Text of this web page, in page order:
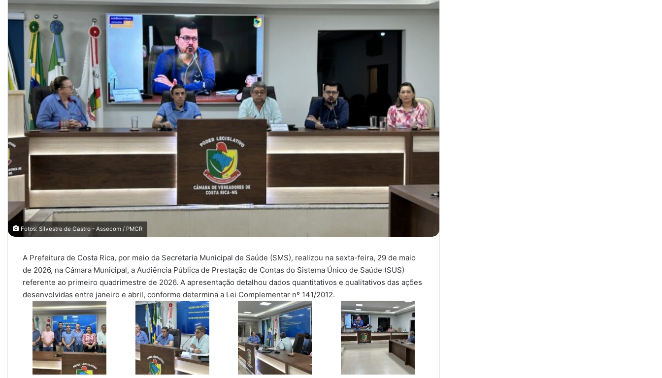
Fotos: Silvestre de Castro - Assecom / PMCR
A Prefeitura de Costa Rica, por meio da Secretaria Municipal de Saúde (SMS), realizou na sexta-feira, 29 de maio
de 2026, na Câmara Municipal, a Audiência Pública de Prestação de Contas do Sistema Único de Saúde (SUS)
referente ao primeiro quadrimestre de 2026. A apresentação detalhou dados quantitativos e qualitativos das ações
desenvolvidas entre janeiro e abril, conforme determina a Lei Complementar nº 141/2012.